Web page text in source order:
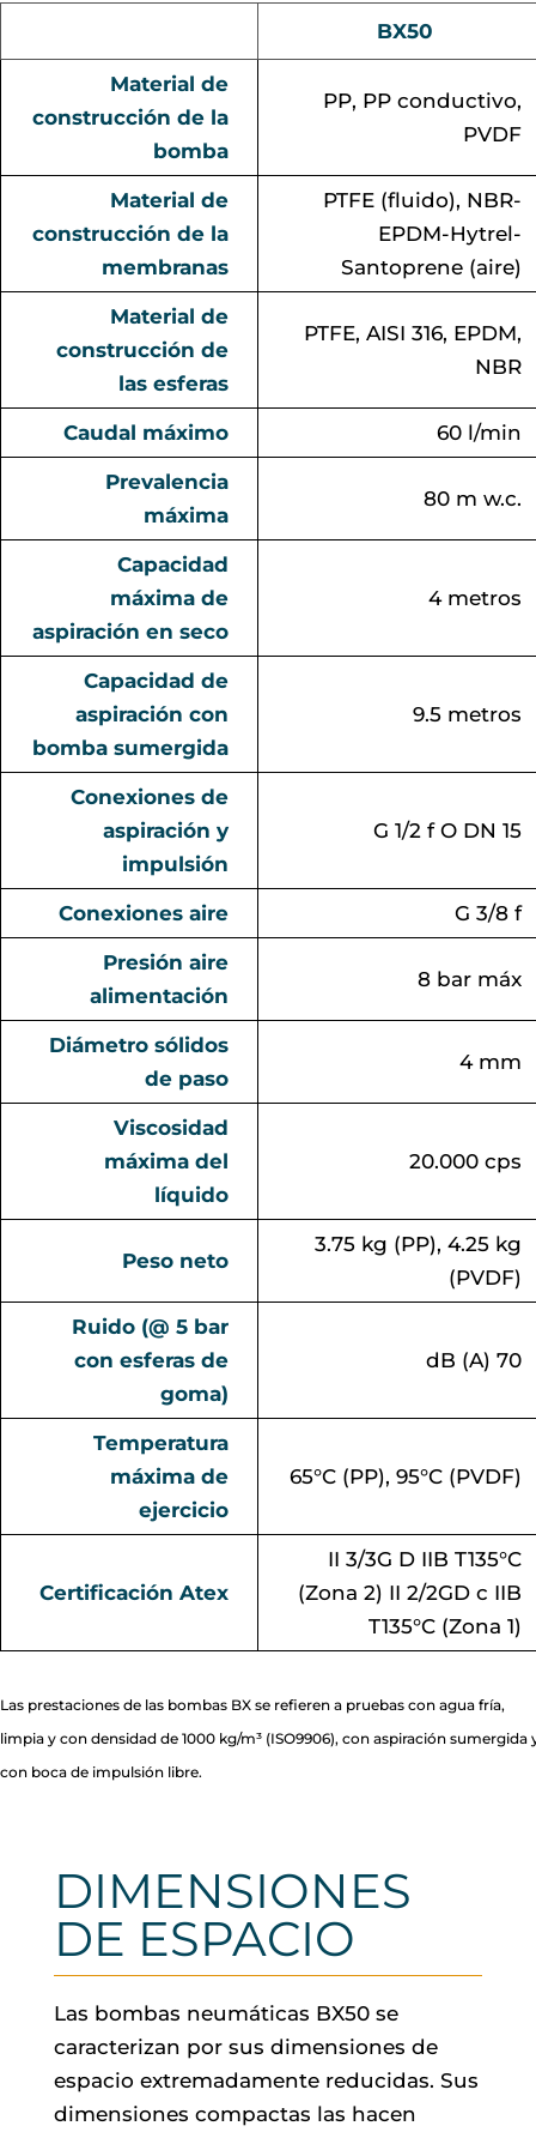
BX50
Material de
construcción de la
bomba
PP, PP conductivo,
PVDF
Material de
construcción de la
membranas
PTFE (fluido), NBR-
EPDM-Hytrel-
Santoprene (aire)
Material de
construcción de
las esferas
PTFE, AISI 316, EPDM,
NBR
Caudal máximo 60 l/min
Prevalencia
máxima
80 m w.c.
Capacidad
máxima de
aspiración en seco
4 metros
Capacidad de
aspiración con
bomba sumergida
9.5 metros
Conexiones de
aspiración y
impulsión
G 1/2 f O DN 15
Conexiones aire G 3/8 f
Presión aire
alimentación
8 bar máx
Diámetro sólidos
de paso
4 mm
Viscosidad
máxima del
líquido
20.000 cps
Peso neto
3.75 kg (PP), 4.25 kg
(PVDF)
Ruido (@ 5 bar
con esferas de
goma)
dB (A) 70
Temperatura
máxima de
ejercicio
65°C (PP), 95°C (PVDF)
Certificación Atex
II 3/3G D IIB T135°C
(Zona 2) II 2/2GD c IIB
T135°C (Zona 1)
Las prestaciones de las bombas BX se refieren a pruebas con agua fría,
limpia y con densidad de 1000 kg/m³ (ISO9906), con aspiración sumergida
con boca de impulsión libre.
DIMENSIONES
DE ESPACIO
Las bombas neumáticas BX50 se
caracterizan por sus dimensiones de
espacio extremadamente reducidas. Sus
dimensiones compactas las hacen